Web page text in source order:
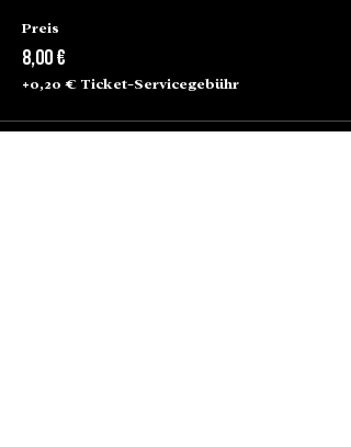
Preis
8,00 €
+0,20 € Ticket-Servicegebühr